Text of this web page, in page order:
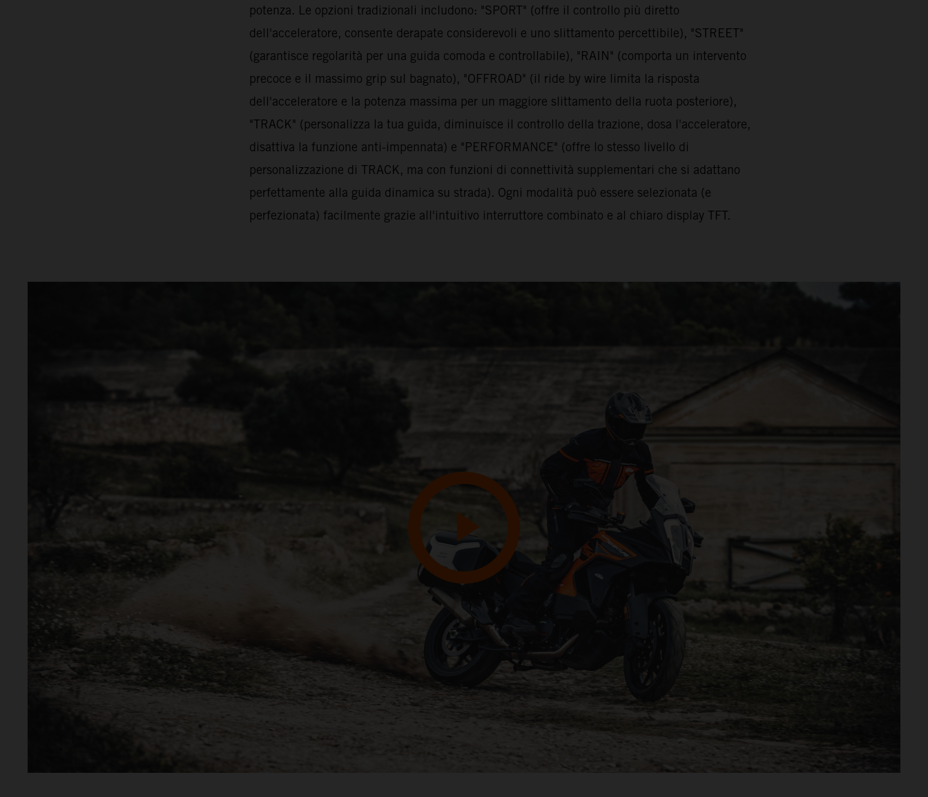
potenza. Le opzioni tradizionali includono: "SPORT" (offre il controllo più diretto
dell'acceleratore, consente derapate considerevoli e uno slittamento percettibile), "STREET"
(garantisce regolarità per una guida comoda e controllabile), "RAIN" (comporta un intervento
precoce e il massimo grip sul bagnato), "OFFROAD" (il ride by wire limita la risposta
dell'acceleratore e la potenza massima per un maggiore slittamento della ruota posteriore),
"TRACK" (personalizza la tua guida, diminuisce il controllo della trazione, dosa l'acceleratore,
disattiva la funzione anti-impennata) e "PERFORMANCE" (offre lo stesso livello di
personalizzazione di TRACK, ma con funzioni di connettività supplementari che si adattano
perfettamente alla guida dinamica su strada). Ogni modalità può essere selezionata (e
perfezionata) facilmente grazie all'intuitivo interruttore combinato e al chiaro display TFT.